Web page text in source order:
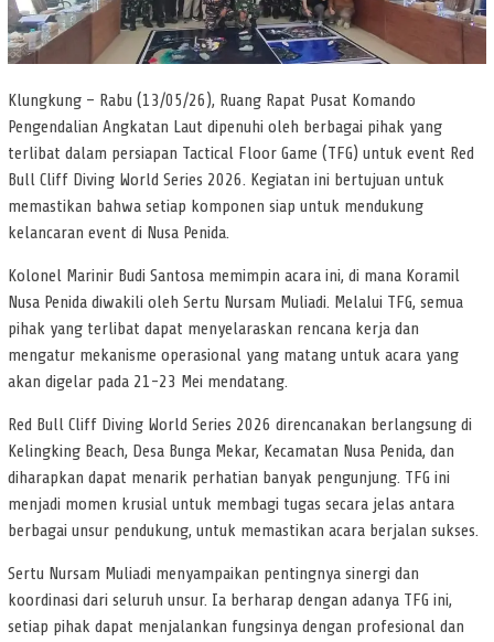
Klungkung – Rabu (13/05/26), Ruang Rapat Pusat Komando
Pengendalian Angkatan Laut dipenuhi oleh berbagai pihak yang
terlibat dalam persiapan Tactical Floor Game (TFG) untuk event Red
Bull Cliff Diving World Series 2026. Kegiatan ini bertujuan untuk
memastikan bahwa setiap komponen siap untuk mendukung
kelancaran event di Nusa Penida.
Kolonel Marinir Budi Santosa memimpin acara ini, di mana Koramil
Nusa Penida diwakili oleh Sertu Nursam Muliadi. Melalui TFG, semua
pihak yang terlibat dapat menyelaraskan rencana kerja dan
mengatur mekanisme operasional yang matang untuk acara yang
akan digelar pada 21-23 Mei mendatang.
Red Bull Cliff Diving World Series 2026 direncanakan berlangsung di
Kelingking Beach, Desa Bunga Mekar, Kecamatan Nusa Penida, dan
diharapkan dapat menarik perhatian banyak pengunjung. TFG ini
menjadi momen krusial untuk membagi tugas secara jelas antara
berbagai unsur pendukung, untuk memastikan acara berjalan sukses.
Sertu Nursam Muliadi menyampaikan pentingnya sinergi dan
koordinasi dari seluruh unsur. Ia berharap dengan adanya TFG ini,
setiap pihak dapat menjalankan fungsinya dengan profesional dan